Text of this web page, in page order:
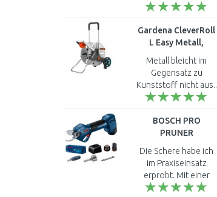
Heizkörper in Plan
Kermi Austausch. Es
sind 18 Stück. Ich
würd..
Gardena CleverRoll
L Easy Metall,
Schlauchkapazität:
100 m, 13 mm (1”),
18550-20
Metall bleicht im
Gegensatz zu
Kunststoff nicht aus..
BOSCH PRO
PRUNER
PROFESSIONAL
Akku-Gartenschere
12V, 2x 3,0Ah
06019K1021
Die Schere habe ich
im Praxiseinsatz
erprobt. Mit einer
Akkuladung